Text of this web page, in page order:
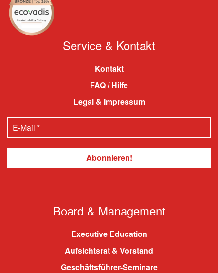
Service & Kontakt
Kontakt
FAQ / Hilfe
Legal & Impressum
Board & Management
Executive Education
Aufsichtsrat & Vorstand
Geschäftsführer-Seminare